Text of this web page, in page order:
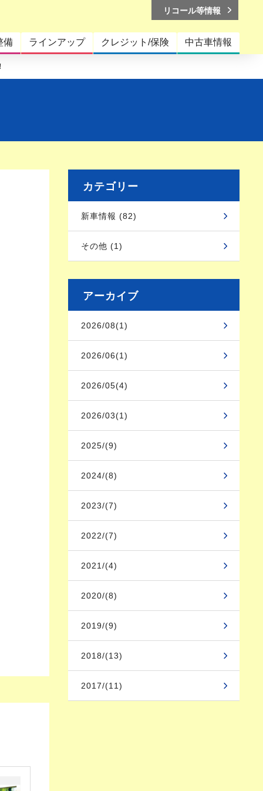
備 ラインアップ クレジット/保険 中古車情報
リコール等情報
カテゴリー
新車情報 (82)
その他 (1)
アーカイブ
2026/08(1)
2026/06(1)
2026/05(4)
2026/03(1)
2025/(9)
2024/(8)
2023/(7)
2022/(7)
2021/(4)
2020/(8)
2019/(9)
2018/(13)
2017/(11)